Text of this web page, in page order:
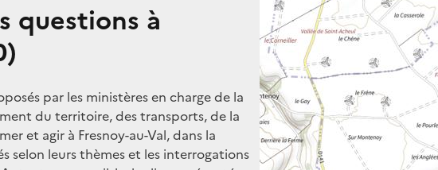
questions à
par les ministères en charge de la
du territoire, des transports, de la
et agir à Fresnoy-au-Val, dans la
selon leurs thèmes et les interrogations